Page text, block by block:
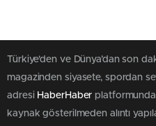
Türkiye'den ve Dünya’dan son
magazinden siyasete, spordan
adresi HaberHaber
kaynak gösterilmeden alıntı